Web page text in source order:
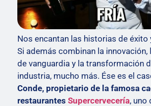
Nos encantan las historias de éxito
Si además combinan la
de vanguardia y la transformación
industria, mucho más. Ése es el
Conde, propietario de la famosa
restaurantes Supercervecería, uno